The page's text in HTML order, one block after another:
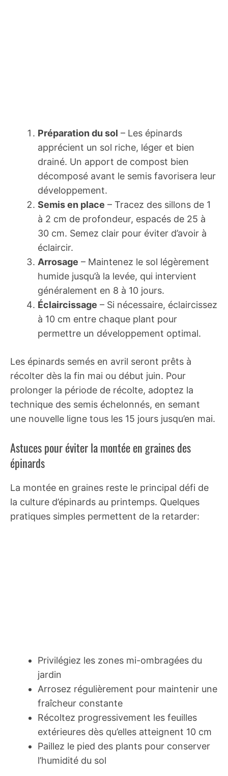
Préparation du sol – Les épinards
apprécient un sol riche, léger et bien
drainé. Un apport de compost bien
décomposé avant le semis favorisera leur
développement.
Semis en place – Tracez des sillons de 1
à 2 cm de profondeur, espacés de 25 à
30 cm. Semez clair pour éviter d’avoir à
éclaircir.
Arrosage – Maintenez le sol légèrement
humide jusqu’à la levée, qui intervient
généralement en 8 à 10 jours.
Éclaircissage – Si nécessaire, éclaircissez
à 10 cm entre chaque plant pour
permettre un développement optimal.
Les épinards semés en avril seront prêts à
récolter dès la fin mai ou début juin. Pour
prolonger la période de récolte, adoptez la
technique des semis échelonnés, en semant
une nouvelle ligne tous les 15 jours jusqu’en mai.
Astuces pour éviter la montée en graines des
épinards
La montée en graines reste le principal défi de
la culture d’épinards au printemps. Quelques
pratiques simples permettent de la retarder:
Privilégiez les zones mi-ombragées du
jardin
Arrosez régulièrement pour maintenir une
fraîcheur constante
Récoltez progressivement les feuilles
extérieures dès qu’elles atteignent 10 cm
Paillez le pied des plants pour conserver
l’humidité du sol